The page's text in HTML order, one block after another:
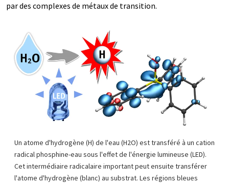
par des complexes de métaux de transition.
Un atome d'hydrogène (H) de l'eau (H2O) est transféré à un cation
radical phosphine-eau sous l'effet de l'énergie lumineuse (LED).
Cet intermédiaire radicalaire important peut ensuite transférer
l'atome d'hydrogène (blanc) au substrat. Les régions bleues